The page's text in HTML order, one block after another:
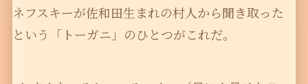
ネフスキーが佐和田生まれの村人から聞き取った
という「トーガニ」のひとつがこれだ。